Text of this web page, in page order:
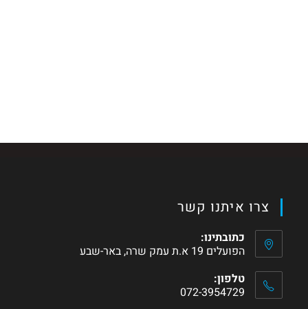
צרו איתנו קשר
כתובתינו:
הפועלים 19 א.ת עמק שרה, באר-שבע
טלפון:
072-3954729